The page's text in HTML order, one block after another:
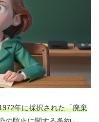
年に採択された「廃棄